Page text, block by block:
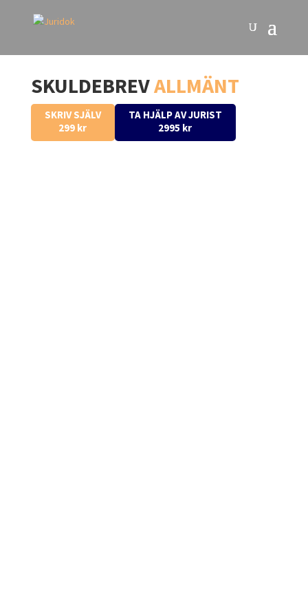
SKULDEBREV ALLMÄNT
SKRIV SJÄLV
299 kr
TA HJÄLP AV JURIST
2995 kr